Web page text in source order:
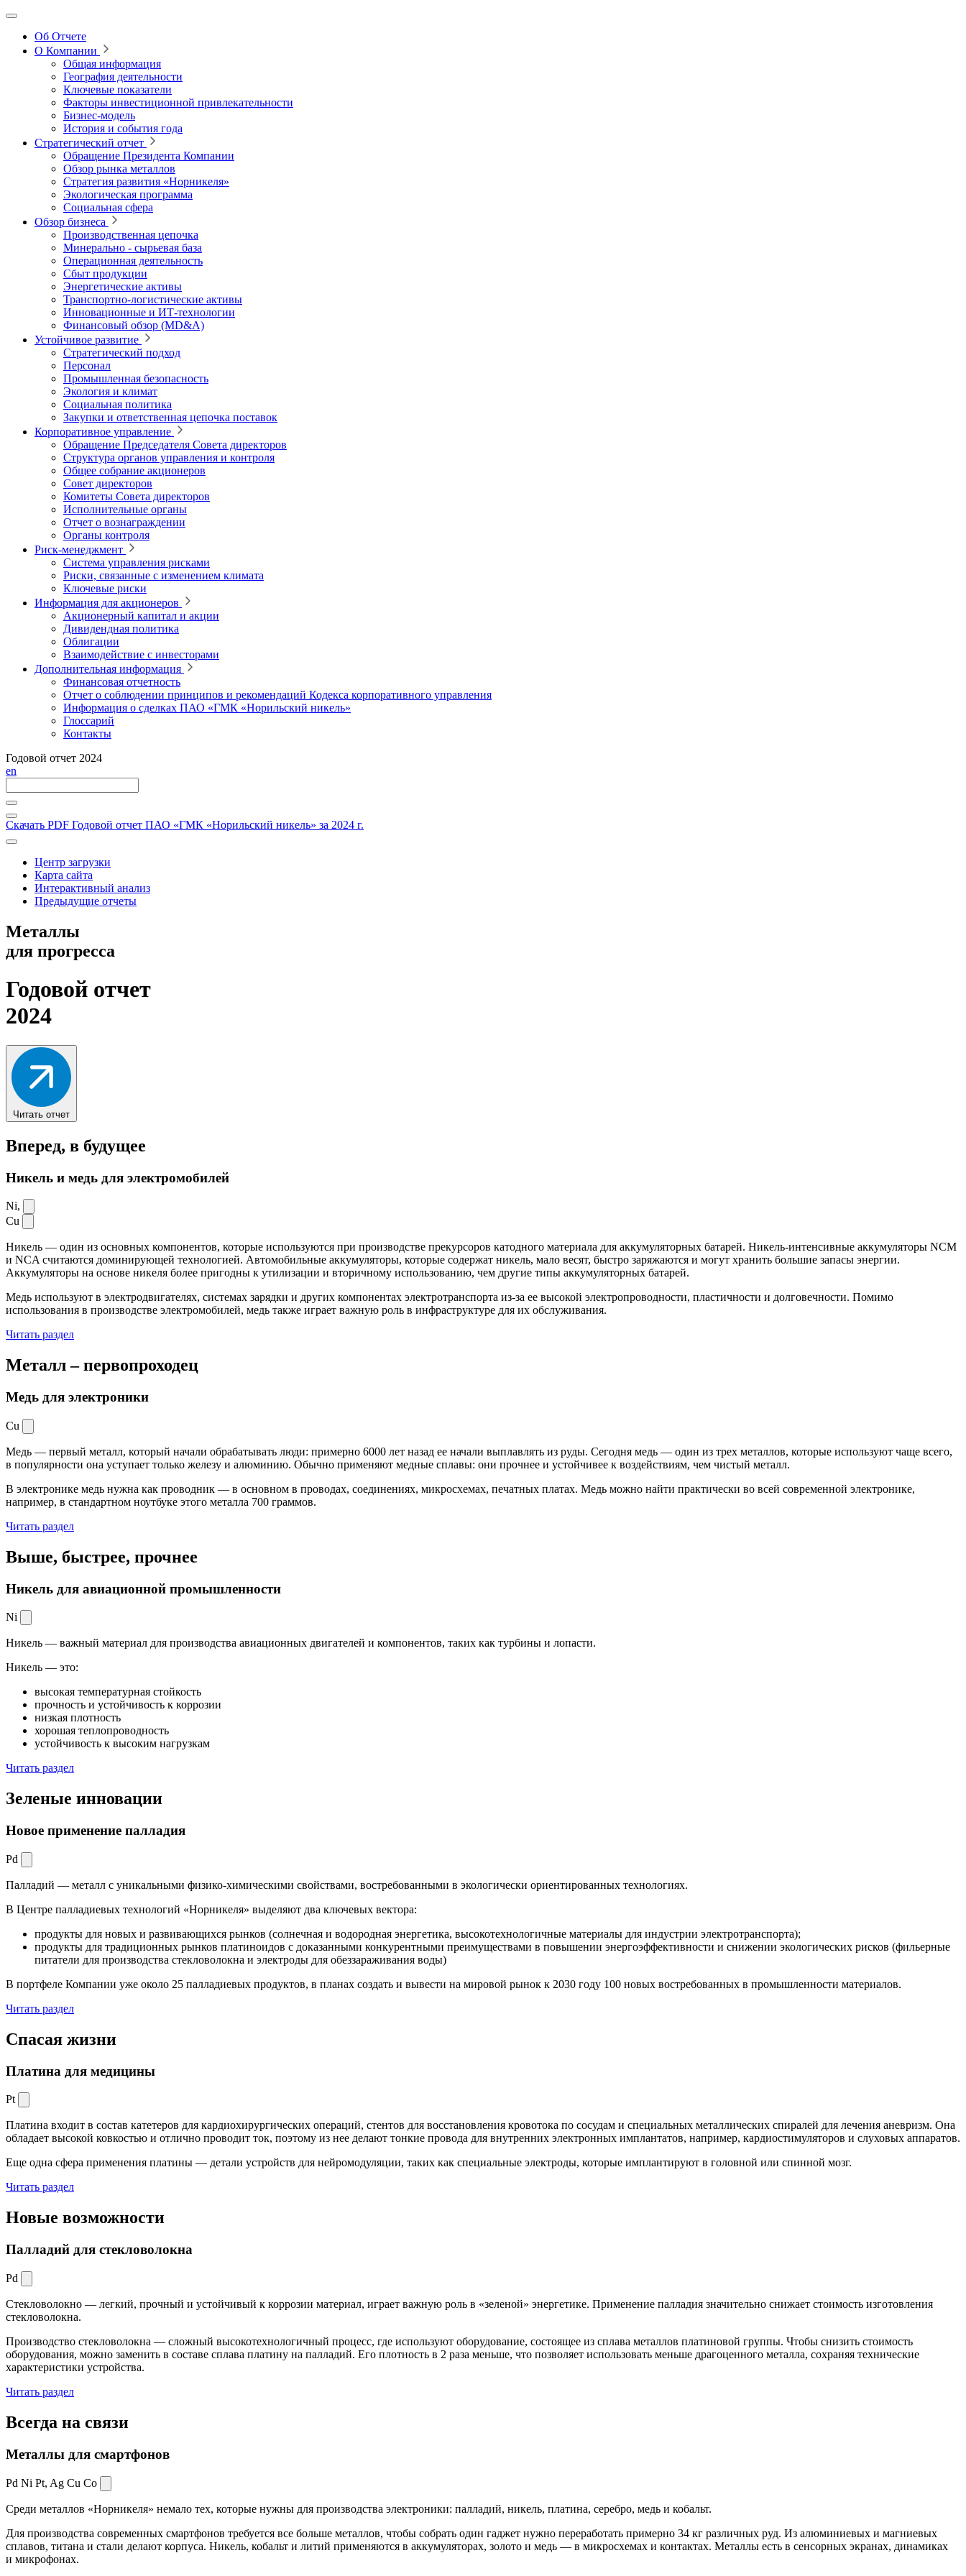
Об Отчете
О Компании
Общая информация
География деятельности
Ключевые показатели
Факторы инвестиционной привлекательности
Бизнес-модель
История и события года
Стратегический отчет
Обращение Президента Компании
Обзор рынка металлов
Стратегия развития «Норникеля»
Экологическая программа
Социальная сфера
Обзор бизнеса
Производственная цепочка
Минерально ‑ сырьевая база
Операционная деятельность
Сбыт продукции
Энергетические активы
Транспортно-логистические активы
Инновационные и ИТ‑технологии
Финансовый обзор (MD&A)
Устойчивое развитие
Стратегический подход
Персонал
Промышленная безопасность
Экология и климат
Социальная политика
Закупки и ответственная цепочка поставок
Корпоративное управление
Обращение Председателя Совета директоров
Структура органов управления и контроля
Общее собрание акционеров
Совет директоров
Комитеты Совета директоров
Исполнительные органы
Отчет о вознаграждении
Органы контроля
Риск-менеджмент
Система управления рисками
Риски, связанные с изменением климата
Ключевые риски
Информация для акционеров
Акционерный капитал и акции
Дивидендная политика
Облигации
Взаимодействие с инвесторами
Дополнительная информация
Финансовая отчетность
Отчет о соблюдении принципов и рекомендаций Кодекса корпоративного управления
Информация о сделках ПАО «ГМК «Норильский никель»
Глоссарий
Контакты
Годовой отчет 2024
en
Скачать PDF Годовой отчет ПАО «ГМК «Норильский никель» за 2024 г.
Центр загрузки
Карта сайта
Интерактивный анализ
Предыдущие отчеты
Металлы
для прогресса
Годовой отчет
2024
Читать отчет
Вперед, в будущее
Никель и медь для электромобилей
Ni,
Cu
Никель — один из основных компонентов, которые используются при производстве прекурсоров катодного материала для аккумуляторных батарей. Никель-интенсивные аккумуляторы NCM
и NCA считаются доминирующей технологией. Автомобильные аккумуляторы, которые содержат никель, мало весят, быстро заряжаются и могут хранить большие запасы энергии.
Аккумуляторы на основе никеля более пригодны к утилизации и вторичному использованию, чем другие типы аккумуляторных батарей.
Медь используют в электродвигателях, системах зарядки и других компонентах электротранспорта из-за ее высокой электропроводности, пластичности и долговечности. Помимо
использования в производстве электромобилей, медь также играет важную роль в инфраструктуре для их обслуживания.
Читать раздел
Металл –первопроходец
Медь для электроники
Cu
Медь — первый металл, который начали обрабатывать люди: примерно 6000 лет назад ее начали выплавлять из руды. Сегодня медь — один из трех металлов, которые используют чаще всего,
в популярности она уступает только железу и алюминию. Обычно применяют медные сплавы: они прочнее и устойчивее к воздействиям, чем чистый металл.
В электронике медь нужна как проводник — в основном в проводах, соединениях, микросхемах, печатных платах. Медь можно найти практически во всей современной электронике,
например, в стандартном ноутбуке этого металла 700 граммов.
Читать раздел
Выше, быстрее, прочнее
Никель для авиационной промышленности
Ni
Никель — важный материал для производства авиационных двигателей и компонентов, таких как турбины и лопасти.
Никель — это:
высокая температурная стойкость
прочность и устойчивость к коррозии
низкая плотность
хорошая теплопроводность
устойчивость к высоким нагрузкам
Читать раздел
Зеленые инновации
Новое применение палладия
Pd
Палладий — металл с уникальными физико-химическими свойствами, востребованными в экологически ориентированных технологиях.
В Центре палладиевых технологий «Норникеля» выделяют два ключевых вектора:
продукты для новых и развивающихся рынков (солнечная и водородная энергетика, высокотехнологичные материалы для индустрии электротранспорта);
продукты для традиционных рынков платиноидов с доказанными конкурентными преимуществами в повышении энергоэффективности и снижении экологических рисков (фильерные
питатели для производства стекловолокна и электроды для обеззараживания воды)
В портфеле Компании уже около 25 палладиевых продуктов, в планах создать и вывести на мировой рынок к 2030 году 100 новых востребованных в промышленности материалов.
Читать раздел
Спасая жизни
Платина для медицины
Pt
Платина входит в состав катетеров для кардиохирургических операций, стентов для восстановления кровотока по сосудам и специальных металлических спиралей для лечения аневризм. Она
обладает высокой ковкостью и отлично проводит ток, поэтому из нее делают тонкие провода для внутренних электронных имплантатов, например, кардиостимуляторов и слуховых аппаратов.
Еще одна сфера применения платины — детали устройств для нейромодуляции, таких как специальные электроды, которые имплантируют в головной или спинной мозг.
Читать раздел
Новые возможности
Палладий для стекловолокна
Pd
Стекловолокно — легкий, прочный и устойчивый к коррозии материал, играет важную роль в «зеленой» энергетике. Применение палладия значительно снижает стоимость изготовления
стекловолокна.
Производство стекловолокна — сложный высокотехнологичный процесс, где используют оборудование, состоящее из сплава металлов платиновой группы. Чтобы снизить стоимость
оборудования, можно заменить в составе сплава платину на палладий. Его плотность в 2 раза меньше, что позволяет использовать меньше драгоценного металла, сохраняя технические
характеристики устройства.
Читать раздел
Всегда на связи
Металлы для смартфонов
Pd Ni Pt, Ag Cu Co
Среди металлов «Норникеля» немало тех, которые нужны для производства электроники: палладий, никель, платина, серебро, медь и кобальт.
Для производства современных смартфонов требуется все больше металлов, чтобы собрать один гаджет нужно переработать примерно 34 кг различных руд. Из алюминиевых и магниевых
сплавов, титана и стали делают корпуса. Никель, кобальт и литий применяются в аккумуляторах, золото и медь — в микросхемах и контактах. Металлы есть в сенсорных экранах, динамиках
и микрофонах.